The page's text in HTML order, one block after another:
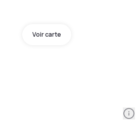
Voir carte